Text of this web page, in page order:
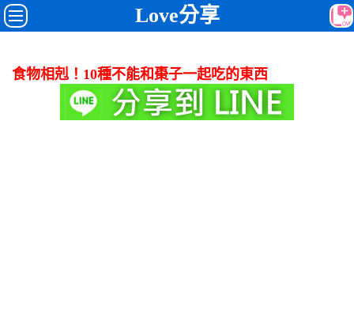
Love分享
食物相剋！10種不能和棗子一起吃的東西